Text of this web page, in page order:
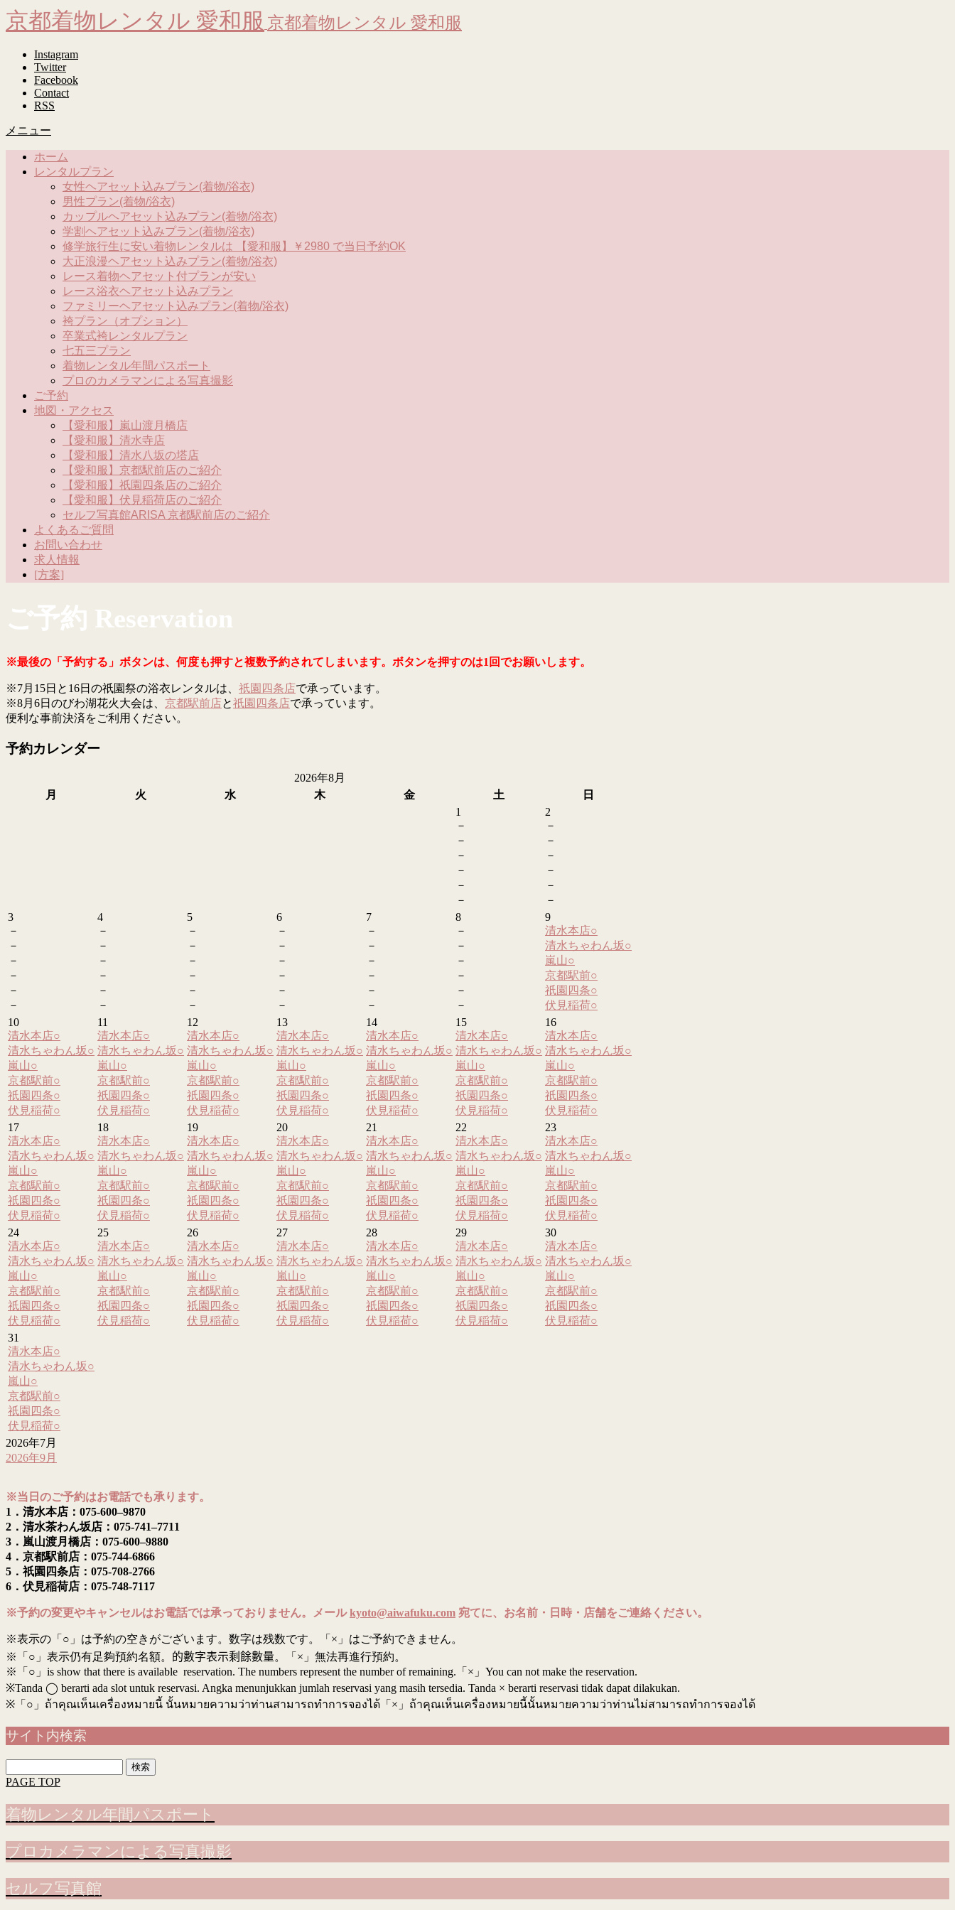
京都着物レンタル 愛和服 京都着物レンタル 愛和服
Instagram
Twitter
Facebook
Contact
RSS
メニュー
ホーム
レンタルプラン
女性ヘアセット込みプラン(着物/浴衣)
男性プラン(着物/浴衣)
カップルヘアセット込みプラン(着物/浴衣)
学割ヘアセット込みプラン(着物/浴衣)
修学旅行生に安い着物レンタルは 【愛和服】￥2980 で当日予約OK
大正浪漫ヘアセット込みプラン(着物/浴衣)
レース着物ヘアセット付プランが安い
レース浴衣ヘアセット込みプラン
ファミリーヘアセット込みプラン(着物/浴衣)
袴プラン（オプション）
卒業式袴レンタルプラン
七五三プラン
着物レンタル年間パスポート
プロのカメラマンによる写真撮影
ご予約
地図・アクセス
【愛和服】嵐山渡月橋店
【愛和服】清水寺店
【愛和服】清水八坂の塔店
【愛和服】京都駅前店のご紹介
【愛和服】祇園四条店のご紹介
【愛和服】伏見稲荷店のご紹介
セルフ写真館ARISA 京都駅前店のご紹介
よくあるご質問
お問い合わせ
求人情報
[方案]
ご予約 Reservation
※最後の「予約する」ボタンは、何度も押すと複数予約されてしまいます。ボタンを押すのは1回でお願いします。
※7月15日と16日の祇園祭の浴衣レンタルは、 祇園四条店で承っています。
※8月6日のびわ湖花火大会は、 京都駅前店と祇園四条店で承っています。
便利な事前決済をご利用ください。
予約カレンダー
2026年8月
月
火 水 木 金 土
日
1
－
－
－
－
－
－
2
－
－
－
－
－
－
3
－
－
－
－
－
－
4
－
－
－
－
－
－
5
－
－
－
－
－
－
6
－
－
－
－
－
－
7
－
－
－
－
－
－
8
－
－
－
－
－
－
9
清水本店○
清水ちゃわん坂○
嵐山○
京都駅前○
祇園四条○
伏見稲荷○
10
清水本店○
清水ちゃわん坂○
嵐山○
京都駅前○
祇園四条○
伏見稲荷○
11
清水本店○
清水ちゃわん坂○
嵐山○
京都駅前○
祇園四条○
伏見稲荷○
12
清水本店○
清水ちゃわん坂○
嵐山○
京都駅前○
祇園四条○
伏見稲荷○
13
清水本店○
清水ちゃわん坂○
嵐山○
京都駅前○
祇園四条○
伏見稲荷○
14
清水本店○
清水ちゃわん坂○
嵐山○
京都駅前○
祇園四条○
伏見稲荷○
15
清水本店○
清水ちゃわん坂○
嵐山○
京都駅前○
祇園四条○
伏見稲荷○
16
清水本店○
清水ちゃわん坂○
嵐山○
京都駅前○
祇園四条○
伏見稲荷○
17
清水本店○
清水ちゃわん坂○
嵐山○
京都駅前○
祇園四条○
伏見稲荷○
18
清水本店○
清水ちゃわん坂○
嵐山○
京都駅前○
祇園四条○
伏見稲荷○
19
清水本店○
清水ちゃわん坂○
嵐山○
京都駅前○
祇園四条○
伏見稲荷○
20
清水本店○
清水ちゃわん坂○
嵐山○
京都駅前○
祇園四条○
伏見稲荷○
21
清水本店○
清水ちゃわん坂○
嵐山○
京都駅前○
祇園四条○
伏見稲荷○
22
清水本店○
清水ちゃわん坂○
嵐山○
京都駅前○
祇園四条○
伏見稲荷○
23
清水本店○
清水ちゃわん坂○
嵐山○
京都駅前○
祇園四条○
伏見稲荷○
24
清水本店○
清水ちゃわん坂○
嵐山○
京都駅前○
祇園四条○
伏見稲荷○
25
清水本店○
清水ちゃわん坂○
嵐山○
京都駅前○
祇園四条○
伏見稲荷○
26
清水本店○
清水ちゃわん坂○
嵐山○
京都駅前○
祇園四条○
伏見稲荷○
27
清水本店○
清水ちゃわん坂○
嵐山○
京都駅前○
祇園四条○
伏見稲荷○
28
清水本店○
清水ちゃわん坂○
嵐山○
京都駅前○
祇園四条○
伏見稲荷○
29
清水本店○
清水ちゃわん坂○
嵐山○
京都駅前○
祇園四条○
伏見稲荷○
30
清水本店○
清水ちゃわん坂○
嵐山○
京都駅前○
祇園四条○
伏見稲荷○
31
清水本店○
清水ちゃわん坂○
嵐山○
京都駅前○
祇園四条○
伏見稲荷○
2026年7月
2026年9月
※当日のご予約はお電話でも承ります。
1．清水本店：075-600–9870
2．清水茶わん坂店：075-741–7711
3．嵐山渡月橋店：075-600–9880
4．京都駅前店：075-744-6866
5．祇園四条店：075-708-2766
6．伏見稲荷店：075-748-7117
※予約の変更やキャンセルはお電話では承っておりません。メールkyoto@aiwafuku.com 宛てに、お名前・日時・店舗をご連絡ください。
※表示の「○」は予約の空きがございます。数字は残数です。「×」はご予約できません。
※「○」表示仍有足夠預約名額。 的數字表示剩餘數量。「×」無法再進行預約。
※「○」is show that there is available reservation. The numbers represent the number of remaining.「×」You can not make the reservation.
※Tanda ◯ berarti ada slot untuk reservasi. Angka menunjukkan jumlah reservasi yang masih tersedia. Tanda × berarti reservasi tidak dapat dilakukan.
※ 「○」ถ้าคุณเห็นเครื่องหมายนี้ นั้นหมายความว่าท่านสามารถทำการจองได้「×」ถ้าคุณเห็นเครื่องหมายนี้นั้นหมายความว่าท่านไม่สามารถทำการจองได้
サイト内検索
索:
PAGE TOP
着物レンタル年間パスポート
プロカメラマンによる写真撮影
セルフ写真館